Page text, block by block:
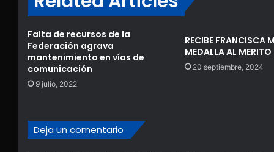
Falta de recursos de la
Federación agrava
mantenimiento en vías de
comunicación
9 julio, 2022
RECIBE FRANCISCA
MEDALLA AL
20 septiembre, 2024
Deja un comentario